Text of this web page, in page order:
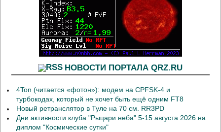
НОВОСТИ ПОРТАЛА QRZ.RU
4Ton (читается «фотон»): модем на CPFSK-4 и
турбокодах, который не хочет быть ещё одним FT8
Новый ретранслятор в Туле на 70 см. RR3PD
Дни активности клуба "Рыцари неба" 5-15 августа 2026 на
диплом "Космические сутки"